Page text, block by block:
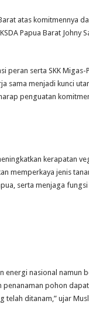
atas komitmennya
Papua Barat Johny
peran serta SKK Migas-
sama menjadi kunci
penguatan
kerapatan
memperkaya jenis
serta menjaga
energi nasional namun
pohon
telah ditanam,” ujar